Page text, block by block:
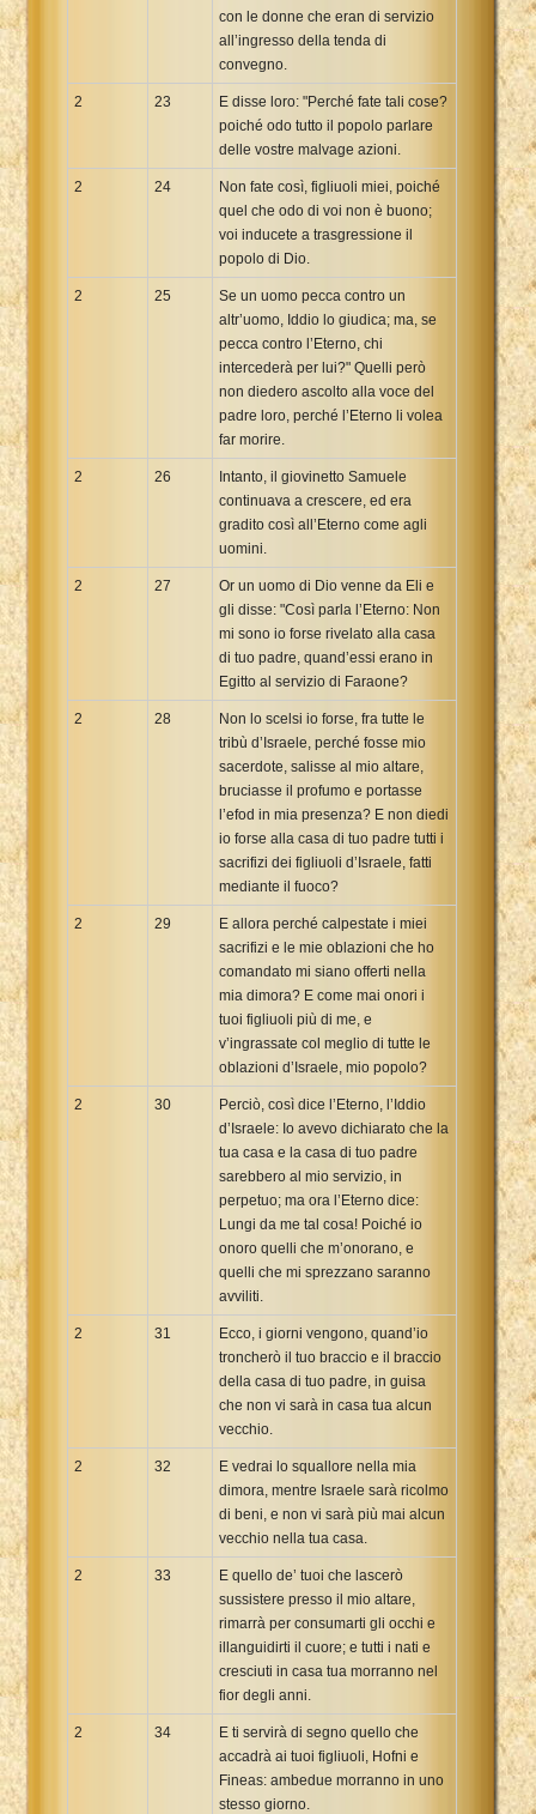
con le donne che eran di servizio
all’ingresso della tenda di
convegno.
2 23
E disse loro: "Perché fate tali cose?
poiché odo tutto il popolo parlare
delle vostre malvage azioni.
2 24
Non fate così, figliuoli miei, poiché
quel che odo di voi non è buono;
voi inducete a trasgressione il
popolo di Dio.
2 25
Se un uomo pecca contro un
altr’uomo, Iddio lo giudica; ma, se
pecca contro l’Eterno, chi
intercederà per lui?" Quelli però
non diedero ascolto alla voce del
padre loro, perché l’Eterno li volea
far morire.
2 26
Intanto, il giovinetto Samuele
continuava a crescere, ed era
gradito così all’Eterno come agli
uomini.
2 27
Or un uomo di Dio venne da Eli e
gli disse: "Così parla l’Eterno: Non
mi sono io forse rivelato alla casa
di tuo padre, quand’essi erano in
Egitto al servizio di Faraone?
2 28
Non lo scelsi io forse, fra tutte le
tribù d’Israele, perché fosse mio
sacerdote, salisse al mio altare,
bruciasse il profumo e portasse
l’efod in mia presenza? E non diedi
io forse alla casa di tuo padre tutti i
sacrifizi dei figliuoli d’Israele, fatti
mediante il fuoco?
2 29
E allora perché calpestate i miei
sacrifizi e le mie oblazioni che ho
comandato mi siano offerti nella
mia dimora? E come mai onori i
tuoi figliuoli più di me, e
v’ingrassate col meglio di tutte le
oblazioni d’Israele, mio popolo?
2 30
Perciò, così dice l’Eterno, l’Iddio
d’Israele: Io avevo dichiarato che la
tua casa e la casa di tuo padre
sarebbero al mio servizio, in
perpetuo; ma ora l’Eterno dice:
Lungi da me tal cosa! Poiché io
onoro quelli che m’onorano, e
quelli che mi sprezzano saranno
avviliti.
2 31
Ecco, i giorni vengono, quand’io
troncherò il tuo braccio e il braccio
della casa di tuo padre, in guisa
che non vi sarà in casa tua alcun
vecchio.
2 32
E vedrai lo squallore nella mia
dimora, mentre Israele sarà ricolmo
di beni, e non vi sarà più mai alcun
vecchio nella tua casa.
2 33
E quello de’ tuoi che lascerò
sussistere presso il mio altare,
rimarrà per consumarti gli occhi e
illanguidirti il cuore; e tutti i nati e
cresciuti in casa tua morranno nel
fior degli anni.
2 34
E ti servirà di segno quello che
accadrà ai tuoi figliuoli, Hofni e
Fineas: ambedue morranno in uno
stesso giorno.